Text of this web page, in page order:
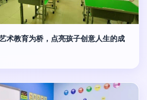
术教育为桥，点亮孩子创意人生的成